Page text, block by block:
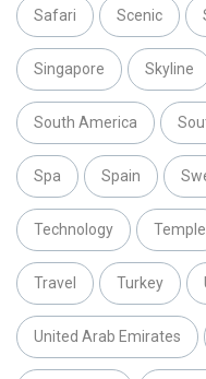
Safari Scenic
Singapore Skyline
South America
Spa Spain
Technology Temple
Travel Turkey
United Arab Emirates